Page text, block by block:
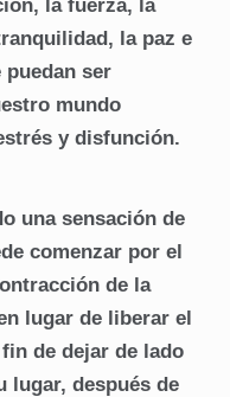
la fuerza, la
la paz e
ser
mundo
y disfunción.
una sensación de
comenzar por el
de la
lugar de liberar el
de dejar de lado
lugar, después de